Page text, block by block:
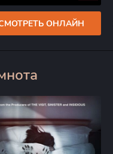
ОНЛАЙН